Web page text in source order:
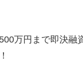
万円まで即決